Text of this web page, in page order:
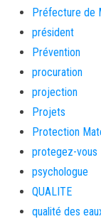
Préfecture de
président
Prévention
procuration
projection
Projets
Protection
protegez-vous
psychologue
QUALITE
qualité des